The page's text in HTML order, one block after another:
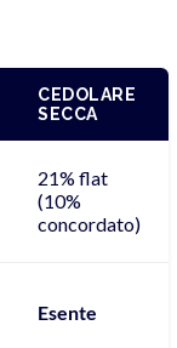
CEDOLARE
SECCA
21% flat
(10%
concordato)
Esente